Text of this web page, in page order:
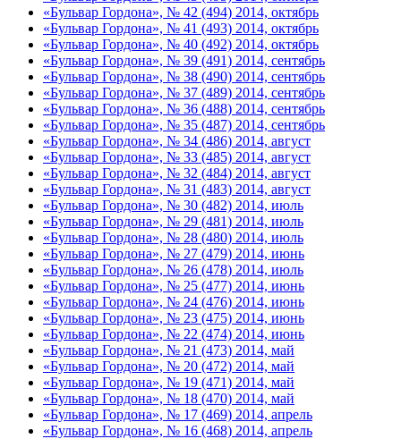
«Бульвар Гордона», № 42 (494) 2014, октябрь
«Бульвар Гордона», № 41 (493) 2014, октябрь
«Бульвар Гордона», № 40 (492) 2014, октябрь
«Бульвар Гордона», № 39 (491) 2014, сентябрь
«Бульвар Гордона», № 38 (490) 2014, сентябрь
«Бульвар Гордона», № 37 (489) 2014, сентябрь
«Бульвар Гордона», № 36 (488) 2014, сентябрь
«Бульвар Гордона», № 35 (487) 2014, сентябрь
«Бульвар Гордона», № 34 (486) 2014, август
«Бульвар Гордона», № 33 (485) 2014, август
«Бульвар Гордона», № 32 (484) 2014, август
«Бульвар Гордона», № 31 (483) 2014, август
«Бульвар Гордона», № 30 (482) 2014, июль
«Бульвар Гордона», № 29 (481) 2014, июль
«Бульвар Гордона», № 28 (480) 2014, июль
«Бульвар Гордона», № 27 (479) 2014, июнь
«Бульвар Гордона», № 26 (478) 2014, июль
«Бульвар Гордона», № 25 (477) 2014, июнь
«Бульвар Гордона», № 24 (476) 2014, июнь
«Бульвар Гордона», № 23 (475) 2014, июнь
«Бульвар Гордона», № 22 (474) 2014, июнь
«Бульвар Гордона», № 21 (473) 2014, май
«Бульвар Гордона», № 20 (472) 2014, май
«Бульвар Гордона», № 19 (471) 2014, май
«Бульвар Гордона», № 18 (470) 2014, май
«Бульвар Гордона», № 17 (469) 2014, апрель
«Бульвар Гордона», № 16 (468) 2014, апрель